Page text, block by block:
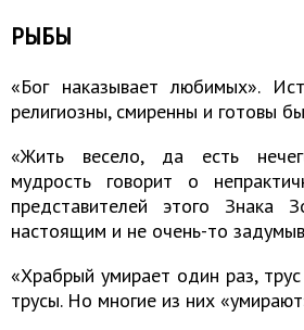
РЫБЫ
«Бог наказывает любимых».
религиозны, смиренны и готовы
«Жить весело, да есть
мудрость говорит о
представителей этого Знака
настоящим и не очень-то
«Храбрый умирает один раз,
трусы. Но многие из них